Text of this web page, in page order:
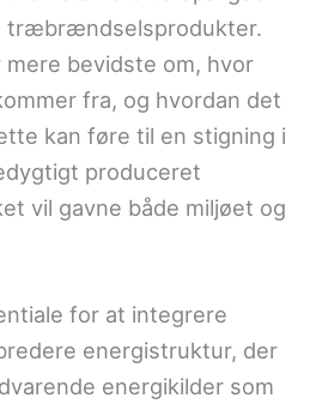
træbrændselsprodukter.
bevidste om, hvor
fra, og hvordan det
kan føre til en stigning i
produceret
vil gavne både miljøet og
for at integrere
energistruktur, der
energikilder som